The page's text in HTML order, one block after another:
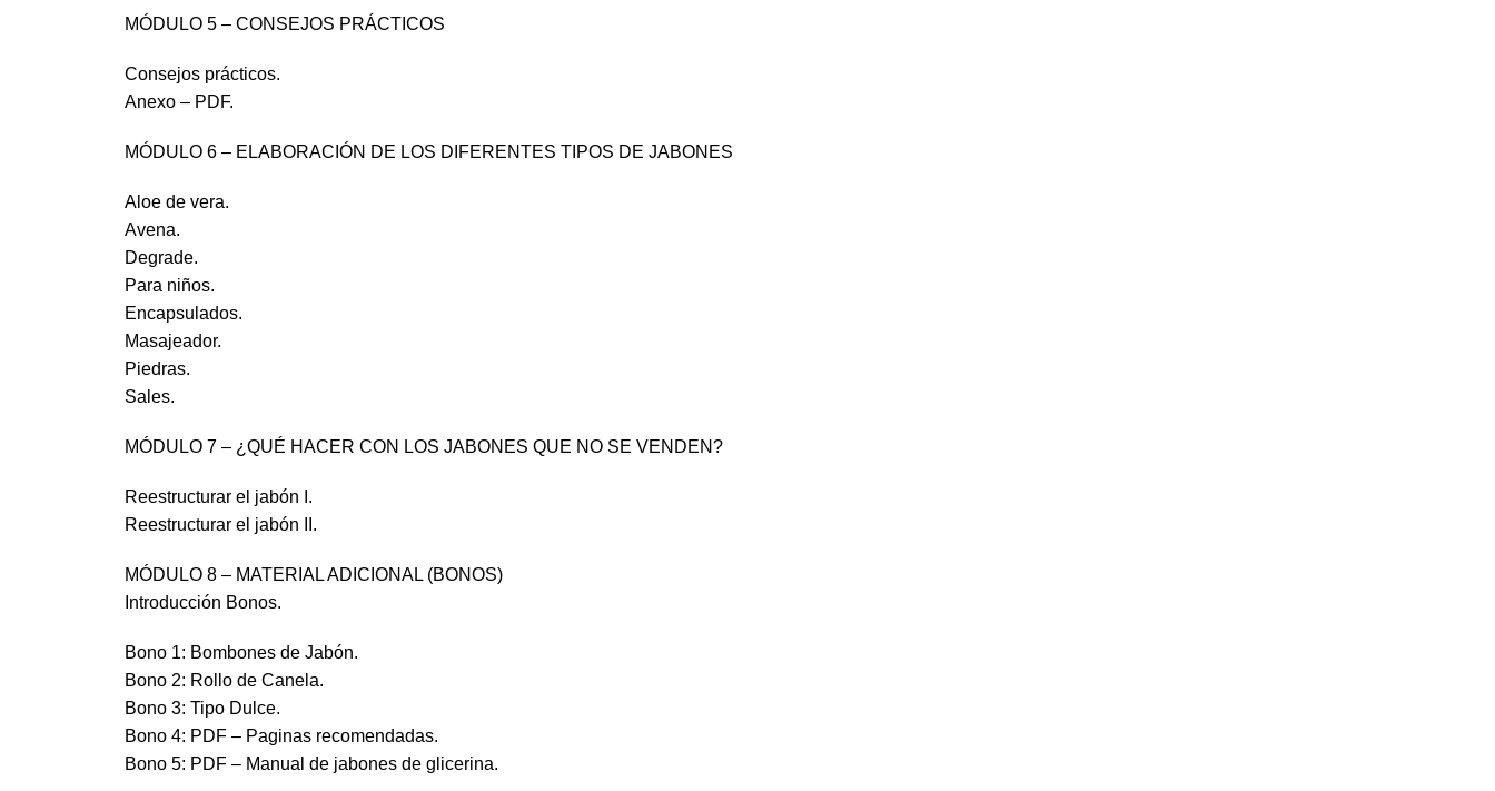
MÓDULO 5 – CONSEJOS PRÁCTICOS
Consejos prácticos.
Anexo – PDF.
MÓDULO 6 – ELABORACIÓN DE LOS DIFERENTES TIPOS DE JABONES
Aloe de vera.
Avena.
Degrade.
Para niños.
Encapsulados.
Masajeador.
Piedras.
Sales.
MÓDULO 7 – ¿QUÉ HACER CON LOS JABONES QUE NO SE VENDEN?
Reestructurar el jabón I.
Reestructurar el jabón II.
MÓDULO 8 – MATERIAL ADICIONAL (BONOS)
Introducción Bonos.
Bono 1: Bombones de Jabón.
Bono 2: Rollo de Canela.
Bono 3: Tipo Dulce.
Bono 4: PDF – Paginas recomendadas.
Bono 5: PDF – Manual de jabones de glicerina.